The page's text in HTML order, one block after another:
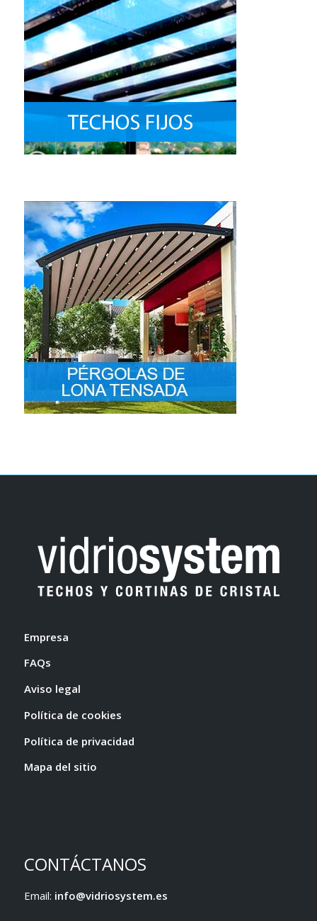
Empresa
FAQs
Aviso legal
Política de cookies
Política de privacidad
Mapa del sitio
CONTÁCTANOS
Email: info@vidriosystem.es